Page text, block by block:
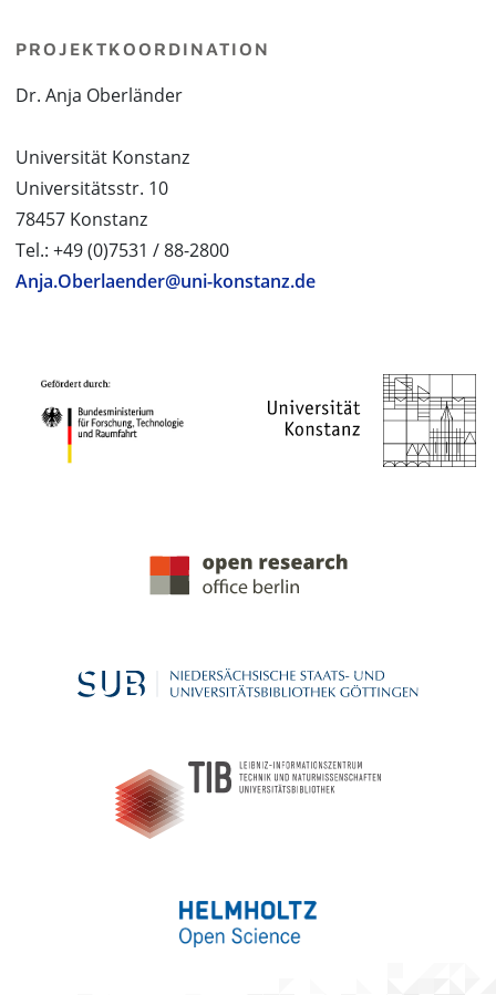
PROJEKTKOORDINATION
Dr. Anja Oberländer
Universität Konstanz
Universitätsstr. 10
78457 Konstanz
Tel.: +49 (0)7531 / 88-2800
Anja.Oberlaender@uni-konstanz.de